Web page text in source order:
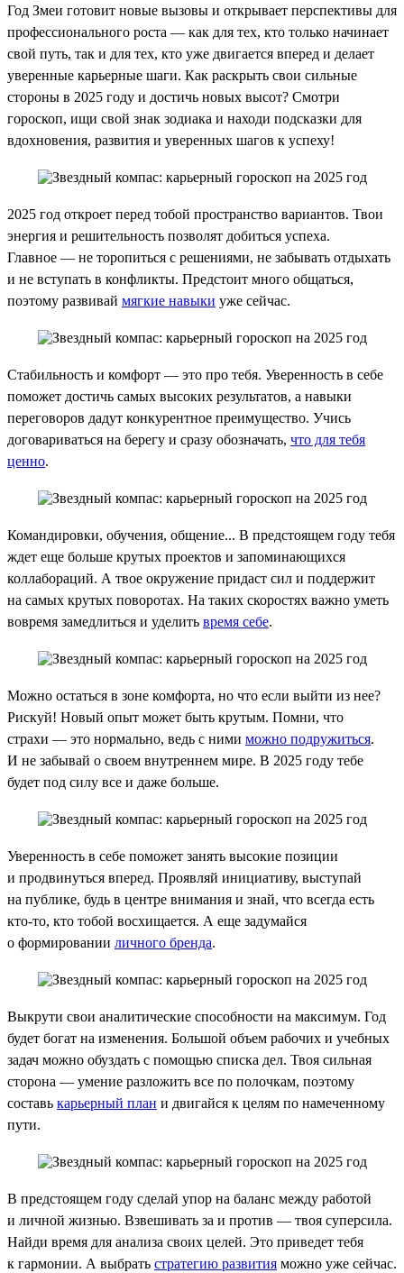
Год Змеи готовит новые вызовы и открывает перспективы для
профессионального роста — как для тех, кто только начинает
свой путь, так и для тех, кто уже двигается вперед и делает
уверенные карьерные шаги. Как раскрыть свои сильные
стороны в 2025 году и достичь новых высот? Смотри
гороскоп, ищи свой знак зодиака и находи подсказки для
вдохновения, развития и уверенных шагов к успеху!
2025 год откроет перед тобой пространство вариантов. Твои
энергия и решительность позволят добиться успеха.
Главное — не торопиться с решениями, не забывать отдыхать
и не вступать в конфликты. Предстоит много общаться,
поэтому развивай мягкие навыки уже сейчас.
Стабильность и комфорт — это про тебя. Уверенность в себе
поможет достичь самых высоких результатов, а навыки
переговоров дадут конкурентное преимущество. Учись
договариваться на берегу и сразу обозначать, что для тебя
ценно.
Командировки, обучения, общение... В предстоящем году тебя
ждет еще больше крутых проектов и запоминающихся
коллабораций. А твое окружение придаст сил и поддержит
на самых крутых поворотах. На таких скоростях важно уметь
вовремя замедлиться и уделить время себе.
Можно остаться в зоне комфорта, но что если выйти из нее?
Рискуй! Новый опыт может быть крутым. Помни, что
страхи — это нормально, ведь с ними можно подружиться.
И не забывай о своем внутреннем мире. В 2025 году тебе
будет под силу все и даже больше.
Уверенность в себе поможет занять высокие позиции
и продвинуться вперед. Проявляй инициативу, выступай
на публике, будь в центре внимания и знай, что всегда есть
кто-то, кто тобой восхищается. А еще задумайся
о формировании личного бренда.
Выкрути свои аналитические способности на максимум. Год
будет богат на изменения. Большой объем рабочих и учебных
задач можно обуздать с помощью списка дел. Твоя сильная
сторона — умение разложить все по полочкам, поэтому
составь карьерный план и двигайся к целям по намеченному
пути.
В предстоящем году сделай упор на баланс между работой
и личной жизнью. Взвешивать за и против — твоя суперсила.
Найди время для анализа своих целей. Это приведет тебя
к гармонии. А выбрать стратегию развития можно уже сейчас.